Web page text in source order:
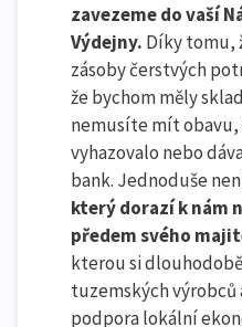
zavezeme do vaší
Výdejny. Díky tomu,
zásoby čerstvých
že bychom měly
nemusíte mít obavu,
vyhazovalo nebo
bank. Jednoduše
který dorazí k nám
předem svého
kterou si
tuzemských výrobců
podpora lokální